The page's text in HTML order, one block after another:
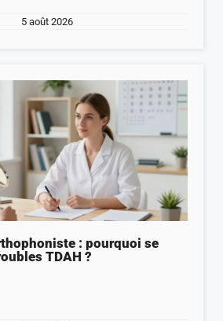
5 août 2026
: pourquoi se
TDAH ?